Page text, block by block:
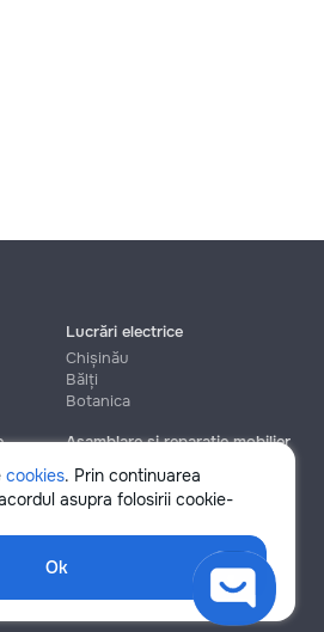
cookies. Prin continuarea
asupra folosirii cookie-
Ok
Lucrări electrice
Chișinău
Bălți
Botanica
Asamblare și reparație mobilier
Chișinău
Botanica